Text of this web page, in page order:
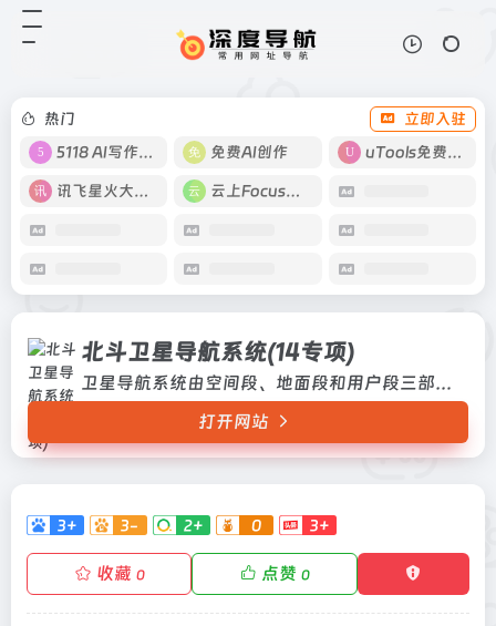
热门
立即入驻
5118 AI写作工具
免费AI创作 uTools免费工具箱
讯飞星火大模型 云上Focus接码
北斗卫星导航系统(14专项)
卫星导航系统由空间段、地面段和用户段三部分组成，可在全球范围内全天候、全天时为各类用户提供高精度、高可靠定位、导航、授时服务，并具短报文通信能力，已经初步具备区域导航、定位和授时能力，定位精度10米，测速精度0.2米/秒，授时精度10纳秒卫星导航系统由空间段、地面段和用户段三部分组成，可在全球范围内全天候、全天时为各类用户提供高精度、高可...
打开网站
3+ 3- 2+ 0 3+
收藏 0 点赞 0
北斗卫星导航系统(14专项)
户段三部分组成，可在全球范围内全
天候、全天时为各类用户提供高精
并具短报文通信能力，已经初步具备
区...